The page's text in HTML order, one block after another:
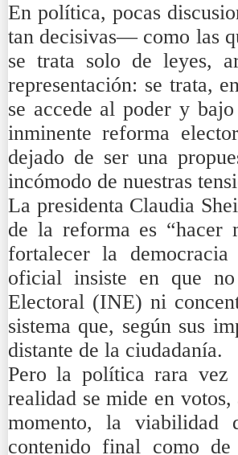
En política, pocas
tan decisivas— como las
se trata solo de leyes,
representación: se trata,
se accede al poder y
inminente reforma
dejado de ser una
incómodo de nuestras
La presidenta Claudia
de la reforma es “hacer
fortalecer la
oficial insiste en que
Electoral (INE) ni
sistema que, según sus
distante de la ciudadanía.
Pero la política rara vez
realidad se mide en
momento, la viabilidad
contenido final como